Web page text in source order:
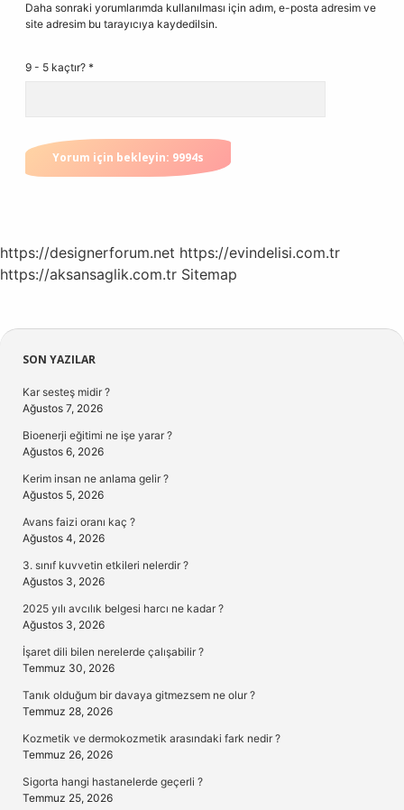
Daha sonraki yorumlarımda kullanılması için adım, e-posta adresim ve
site adresim bu tarayıcıya kaydedilsin.
9 - 5 kaçtır? *
https://designerforum.net https://evindelisi.com.tr
https://aksansaglik.com.tr Sitemap
Sidebar
SON YAZILAR
Kar sesteş midir ?
Ağustos 7, 2026
Bioenerji eğitimi ne işe yarar ?
Ağustos 6, 2026
Kerim insan ne anlama gelir ?
Ağustos 5, 2026
Avans faizi oranı kaç ?
Ağustos 4, 2026
3. sınıf kuvvetin etkileri nelerdir ?
Ağustos 3, 2026
2025 yılı avcılık belgesi harcı ne kadar ?
Ağustos 3, 2026
İşaret dili bilen nerelerde çalışabilir ?
Temmuz 30, 2026
Tanık olduğum bir davaya gitmezsem ne olur ?
Temmuz 28, 2026
Kozmetik ve dermokozmetik arasındaki fark nedir ?
Temmuz 26, 2026
Sigorta hangi hastanelerde geçerli ?
Temmuz 25, 2026